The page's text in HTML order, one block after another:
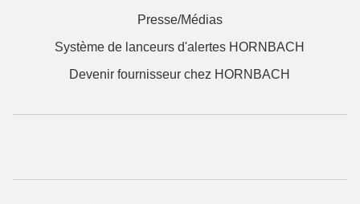
Presse/Médias
Système de lanceurs d'alertes HORNBACH
Devenir fournisseur chez HORNBACH